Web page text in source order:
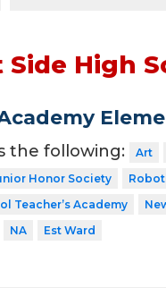
Side High
the following: Art
Honor Society
Teacher’s Academy
NA Est Ward